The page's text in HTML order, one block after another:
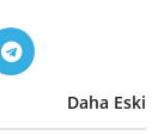
Daha Eski